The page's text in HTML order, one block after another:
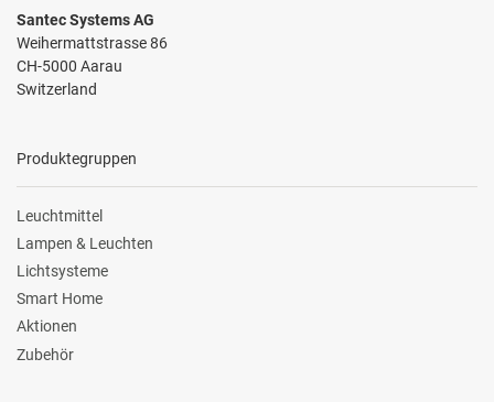
Santec Systems AG
Weihermattstrasse 86
CH-5000 Aarau
Switzerland
Produktegruppen
Leuchtmittel
Lampen & Leuchten
Lichtsysteme
Smart Home
Aktionen
Zubehör